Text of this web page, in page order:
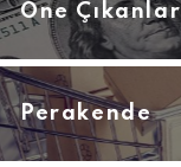
Öne Çıkanlar
Perakende